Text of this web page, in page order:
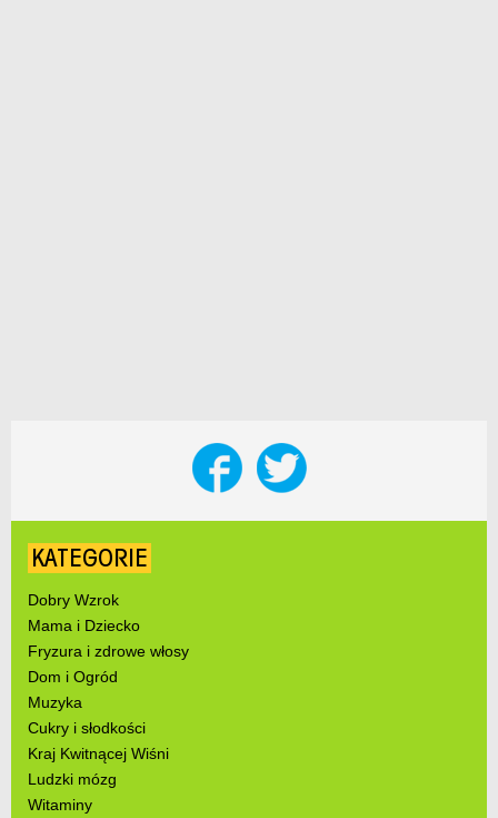
KATEGORIE
Dobry Wzrok
Mama i Dziecko
Fryzura i zdrowe włosy
Dom i Ogród
Muzyka
Cukry i słodkości
Kraj Kwitnącej Wiśni
Ludzki mózg
Witaminy